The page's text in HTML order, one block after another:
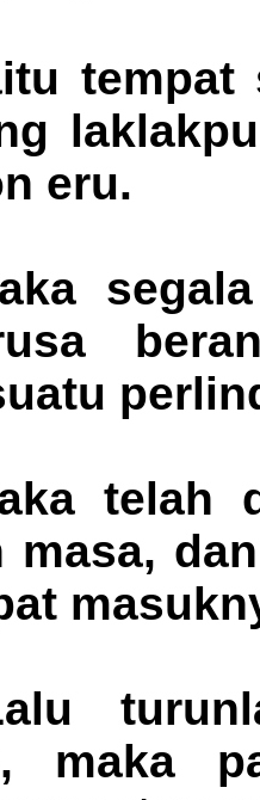
tempat
eru.
telah
masa,
maka